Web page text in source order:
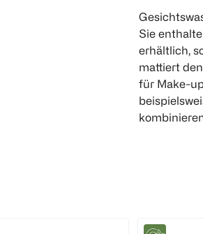
Sie
erhältlich,
mattiert
für Make-